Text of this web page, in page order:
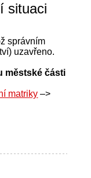
situaci
správním
uzavřeno.
městské části
matriky –>